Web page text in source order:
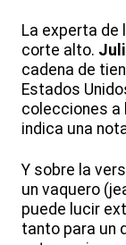
La experta de
corte alto.
cadena de
Estados
colecciones a
indica una
Y sobre la
un vaquero
puede lucir
tanto para un